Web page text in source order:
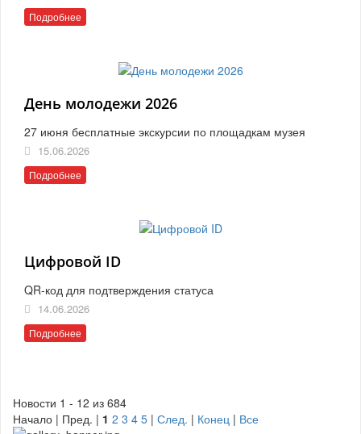
Подробнее
День молодежи 2026
27 июня бесплатные экскурсии по площадкам музея
15.06.2026
Подробнее
Цифровой ID
QR-код для подтверждения статуса
14.06.2026
Подробнее
Новости 1 - 12 из 684
Начало | Пред. | 1 2 3 4 5 | След. | Конец | Все